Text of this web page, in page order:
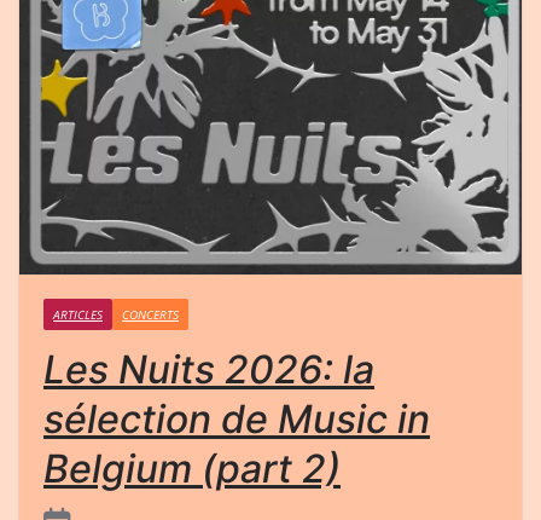
ARTICLES CONCERTS
Les Nuits 2026: la
sélection de Music in
Belgium (part 2)